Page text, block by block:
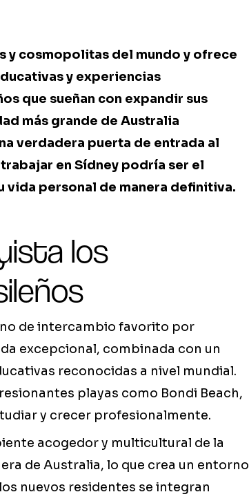
y cosmopolitas del mundo y ofrece
y experiencias
que sueñan con expandir sus
más grande de Australia
verdadera puerta de entrada al
en Sídney podría ser el
vida personal de manera definitiva.
los
de intercambio favorito por
excepcional, combinada con un
reconocidas a nivel mundial.
playas como Bondi Beach,
y crecer profesionalmente.
acogedor y multicultural de la
de Australia, lo que crea un entorno
nuevos residentes se integran